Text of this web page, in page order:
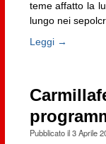
teme affatto la
lungo nei
Leggi →
Pubblicato il3 Aprile